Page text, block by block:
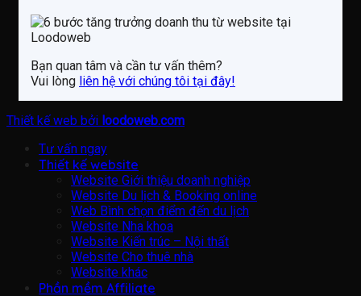
Bạn quan tâm và cần tư vấn thêm?
Vui lòng liên hệ với chúng tôi tại đây!
Thiết kế web bởi loodoweb.com
Tư vấn ngay
Thiết kế website
Website Giới thiệu doanh nghiệp
Website Du lịch & Booking online
Web Bình chọn điểm đến du lịch
Website Nha khoa
Website Kiến trúc – Nội thất
Website Cho thuê nhà
Website khác
Phần mềm Affiliate